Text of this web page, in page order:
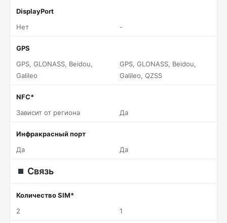
DisplayPort
Нет
-
GPS
GPS, GLONASS, Beidou,
Galileo
GPS, GLONASS, Beidou,
Galileo, QZSS
NFC*
Зависит от региона
Да
Инфракрасный порт
Да
Да
Связь
Количество SIM*
2
1